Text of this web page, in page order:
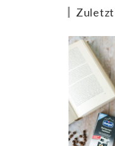
Zuletzt